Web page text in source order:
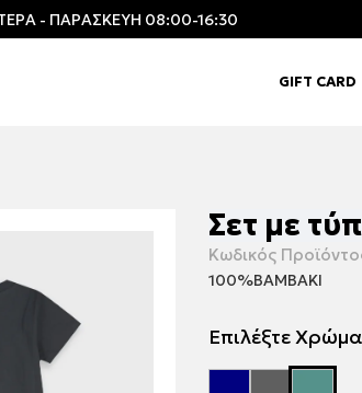
- ΠΑΡΑΣΚΕΥΗ 08:00-16:30
GIFT CARD
Σετ με
Κωδικός
100%ΒΑΜΒΑΚΙ
Επιλέξτε Χρώμα